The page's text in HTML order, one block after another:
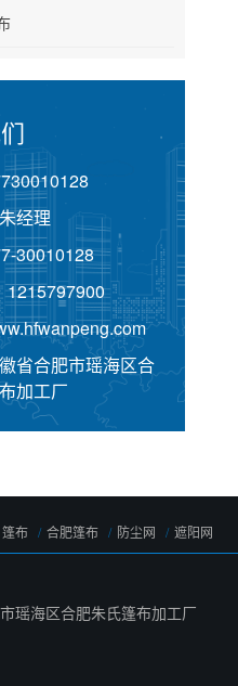
朱经理
30010128
1215797900
省合肥市瑶海区合
加工厂
篷布 合肥篷布 防尘网 遮阳网
瑶海区合肥朱氏篷布加工厂